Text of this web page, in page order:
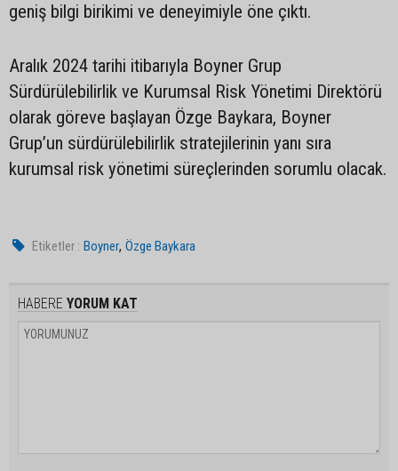
geniş bilgi birikimi ve deneyimiyle öne çıktı.
Aralık 2024 tarihi itibarıyla Boyner Grup
Sürdürülebilirlik ve Kurumsal Risk Yönetimi Direktörü
olarak göreve başlayan Özge Baykara, Boyner
Grup’un sürdürülebilirlik stratejilerinin yanı sıra
kurumsal risk yönetimi süreçlerinden sorumlu olacak.
Etiketler : Boyner,Özge Baykara
HABERE YORUM KAT